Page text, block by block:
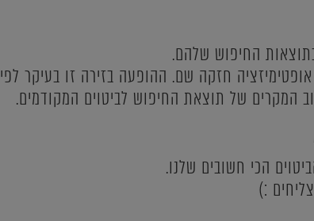
החיפוש שלהם.
חזקה שם. ההופעה בזירה זו בעיקר לפי
המקרים של תוצאת החיפוש לביטוים המקודמים.
הכי חשובים שלנו.
:)